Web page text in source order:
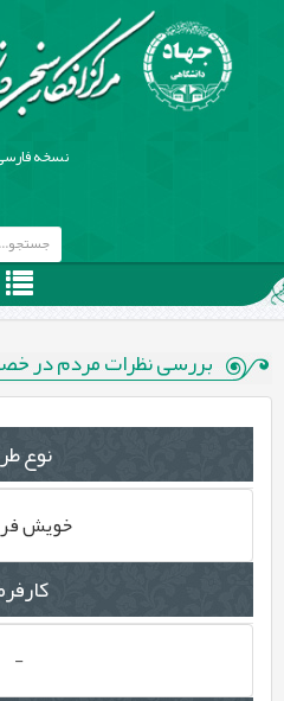
نسخه
بررسی نظرات مردم در
نوع
خویش
-